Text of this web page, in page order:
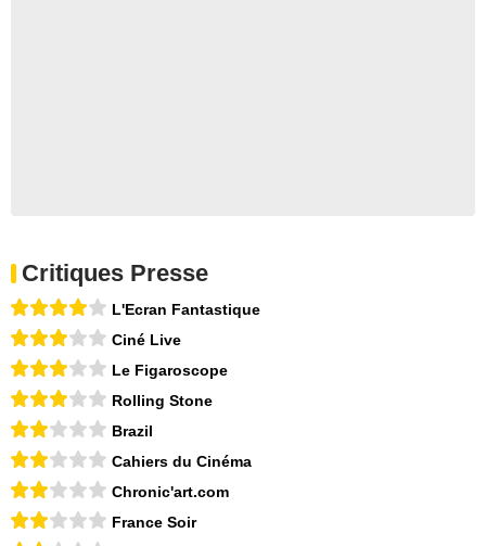
Critiques Presse
L'Ecran Fantastique
Ciné Live
Le Figaroscope
Rolling Stone
Brazil
Cahiers du Cinéma
Chronic'art.com
France Soir